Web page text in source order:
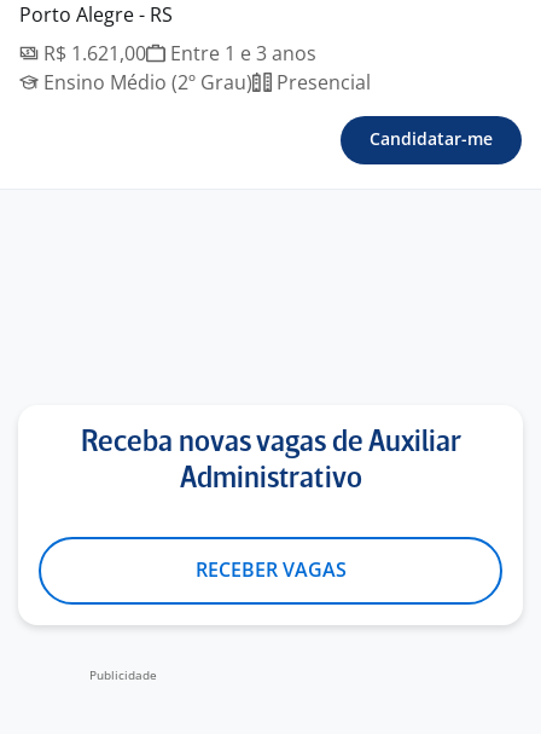
Porto Alegre - RS
R$ 1.621,00
Entre 1 e 3 anos
Ensino Médio (2º Grau)
Presencial
Candidatar-me
Receba novas vagas de Auxiliar
Administrativo
RECEBER VAGAS